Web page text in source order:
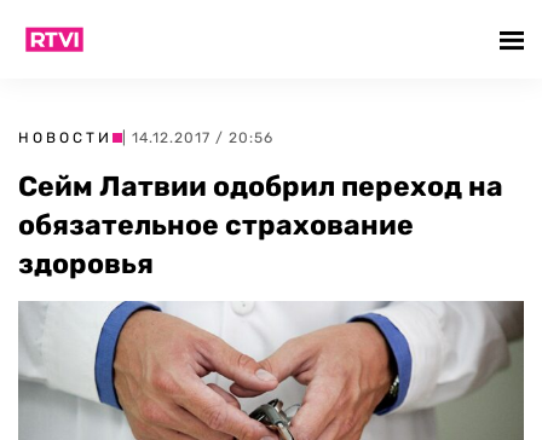
НОВОСТИ | 14.12.2017 / 20:56
Сейм Латвии одобрил переход на
обязательное страхование
здоровья